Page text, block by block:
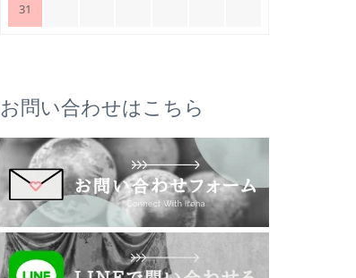
31
お問い合わせはこちら